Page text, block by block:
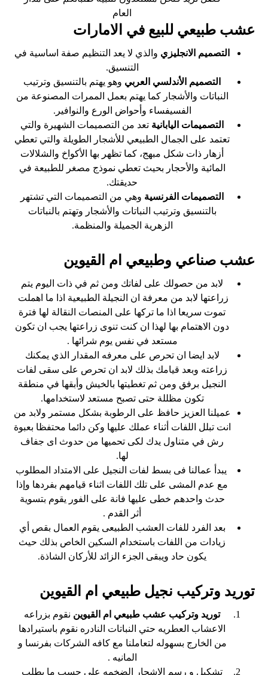
العام
عشب طبيعي للبيع في الامارات
التصميم الانجليزي والذي لا يعد التنظيم صفة اساسية في
التنسيق.
التصميم الأندلسي العربي وهو يهتم بالتنسيق وترتيب
النباتات والأشجار كما يهتم بعمل الممرات المصنوعة من
الفسيفساء وأحواض الورع والنوافير.
التصميمات اليابانية تعد من التصميمات الشهيرة والتي
تعتمد على الجمال الطبيعي للأشجار الطويلة والتي تعطي
أزهار ذات شكل مبهج، كما تظهر بها الأكواخ والشلالات
المائية والأحجار بحيث تعطي نموذج مصغر للطبيعة في
حديقتك.
التصميمات الفرنسية وهي من التصميمات التي تشتهر
بالتنسيق وترتيب النباتات والأشجار وتهتم بالنباتات
الزهرية الجميلة والمنظمة.
عشب صناعي وطبيعي ام القيوين
لابد من حصولك على لفاتك ومن ثم في ذات اليوم يتم
زراعتها لابد من معرفة ان النجيلة الطبيعية اذا ما اهملت
تموت سريعا اذا ما تركها على المنصات النقالة لها فترة
دون الاهتمام بها لهذا ان كنت تنوى زراعتها يجب ان تكون
مستعد في نفس يوم شرائها .
لابد ايضا ان تحرص على معرفه المقدار الذي يمكنك
زراعته وبعد قيامك بذلك لابد ان تحرص على سقى لفات
النجيل برفق ومن ثم تغطيتها بالخيش وأبقها في منطقة
تكون مظللة حتى تصبح مستعد لاستخدامها.
عميلنا العزيز حافظ على الرطوبة بشكل مستمر ولابد من
انت تبلل اللفات أثناء عملك عليها وكن دائما محتفظا بعبوة
رش في متناول يدك لكى تحميها من حدوث اى جفاف
لها.
يبدأ عمالنا فى بسط لفات النجيل على الامتداد المطلوب
مع عدم المشى على تلك اللفات اثناء قيامهم بفردها وإذا
حدث واحدهم خطى عليها فانة على الفور يقوم بتسوية
أثر القدم .
بعد الفرد للفات العشب الطبيعى يقوم العمال بقص أي
زيادات من اللفات باستخدام السكين الخاص بذلك حيث
يكون حاد ويبقى الجزء الزائد للأركان الشاذة.
توريد وتركيب نجيل طبيعي ام القيوين
توريد وتركيب عشب طبيعي ام القيوين نقوم بزراعه
الاعشاب العطريه حتي النباتات النادره نقوم باستيرادها
من الخارج بسهوله لتعاملنا مع كافه الشركات بفرنسا و
المانيه .
تشكيل و رسم الاشجار الضخمه علي حسب ما يطلب